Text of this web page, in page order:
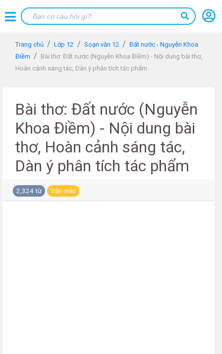
Trang chủ Lớp 12 Soạn văn 12
Đất nước - Nguyễn Khoa
Điềm
Bài thơ: Đất nước (Nguyễn Khoa Điềm) - Nội dung bài thơ,
Hoàn cảnh sáng tác, Dàn ý phân tích tác phẩm
Bài thơ: Đất nước (Nguyễn
Khoa Điềm) - Nội dung bài
thơ, Hoàn cảnh sáng tác,
Dàn ý phân tích tác phẩm
2,324 từ Văn mẫu